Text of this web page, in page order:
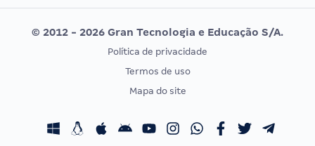
Editais publicados
Vunesp
CONCURSOS POR PROFISSÃO
Concursos Fiscais
EXAME DE ORDEM
Calendário OAB
© 2012 - 2026 Gran Tecnologia e Educação S/A.
Política de privacidade
Termos de uso
Mapa do site